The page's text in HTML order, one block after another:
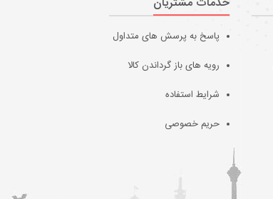
پاسخ به پرسش های متداول
رویه های باز گرداندن کالا
شرایط استفاده
حریم خصوصی